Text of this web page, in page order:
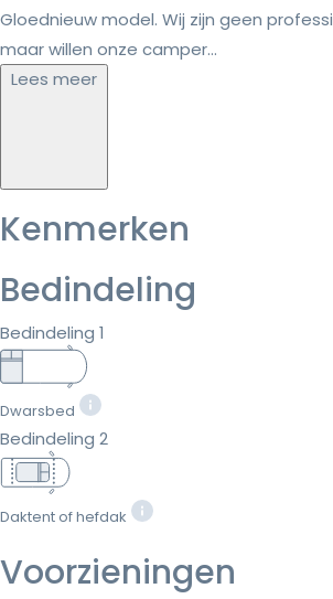
Gloednieuw model. Wij zijn geen
maar willen onze camper...
Lees meer
Kenmerken
Bedindeling
Bedindeling 1
Dwarsbed
Bedindeling 2
Daktent of hefdak
Voorzieningen